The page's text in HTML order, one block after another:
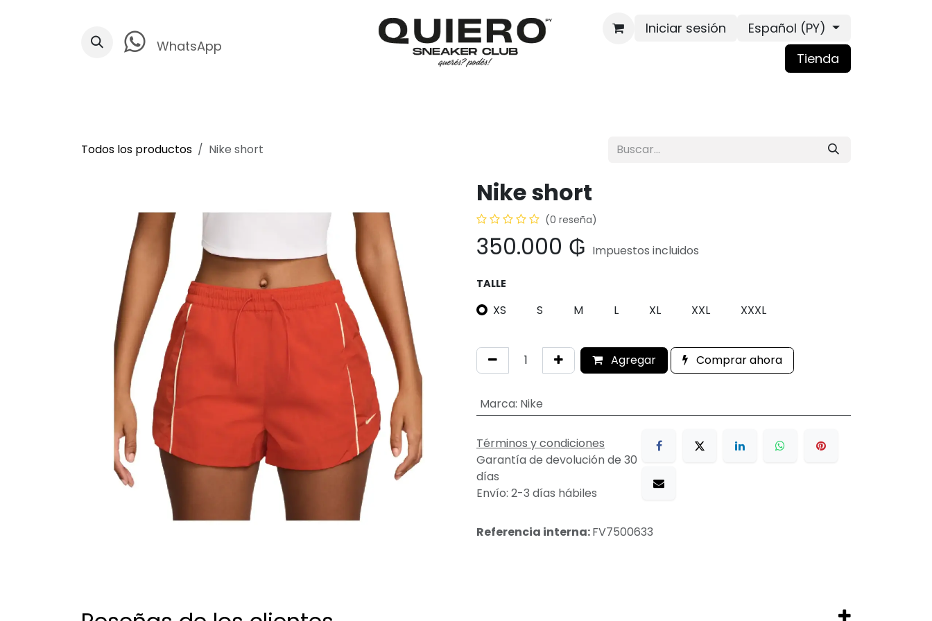
WhatsApp
Iniciar sesión
Español (PY)
Tienda
Todos los productos Nike short
Nike short
(0 reseña)
350.000 ₲ Impuestos incluidos
TALLE
XS S M L XL XXL XXXL
Agregar Comprar ahora
Marca: Nike
Términos y condiciones
Garantía de devolución de 30
días
Envío: 2-3 días hábiles
Referencia interna:FV7500633